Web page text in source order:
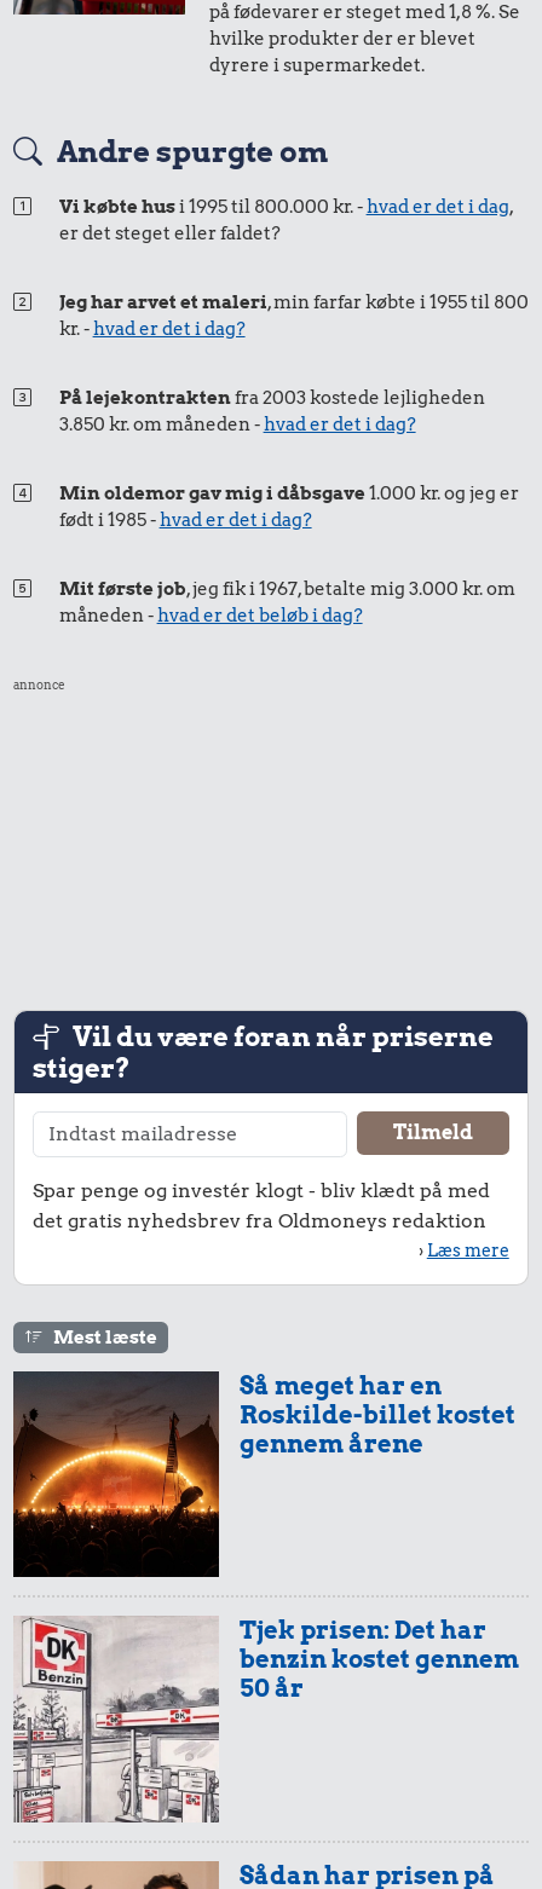
på fødevarer er steget med 1,8 %. Se
hvilke produkter der er blevet
dyrere i supermarkedet.
Andre spurgte om
Vi købte husi 1995 til 800.000 kr. -hvad er det i dag,
er det steget eller faldet?
Jeg har arvet et maleri, min farfar købte i 1955 til 800
kr. -hvad er det i dag?
På lejekontraktenfra 2003 kostede lejligheden
3.850 kr. om måneden -hvad er det i dag?
Min oldemor gav mig i dåbsgave1.000 kr. og jeg er
født i 1985 -hvad er det i dag?
Mit første job, jeg fik i 1967, betalte mig 3.000 kr. om
måneden -hvad er det beløb i dag?
annonce
Vil du være foran når priserne
stiger?
Spar penge og investér klogt - bliv klædt på med
det gratis nyhedsbrev fra Oldmoneys redaktion
› Læs mere
Mest læste
Så meget har en
Roskilde-billet kostet
gennem årene
Tjek prisen: Det har
benzin kostet gennem
50 år
Sådan har prisen på